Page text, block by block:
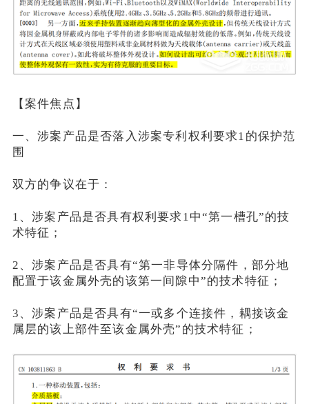
【案件焦点】
一、涉案产品是否落入涉案专利权利要求1的保护范
围
双方的争议在于：
1、涉案产品是否具有权利要求1中“第一槽孔”的技
术特征；
2、涉案产品是否具有“第一非导体分隔件，部分地
配置于该金属外壳的该第一间隙中”的技术特征；
3、涉案产品是否具有“一或多个连接件，耦接该金
属层的该上部件至该金属外壳”的技术特征；